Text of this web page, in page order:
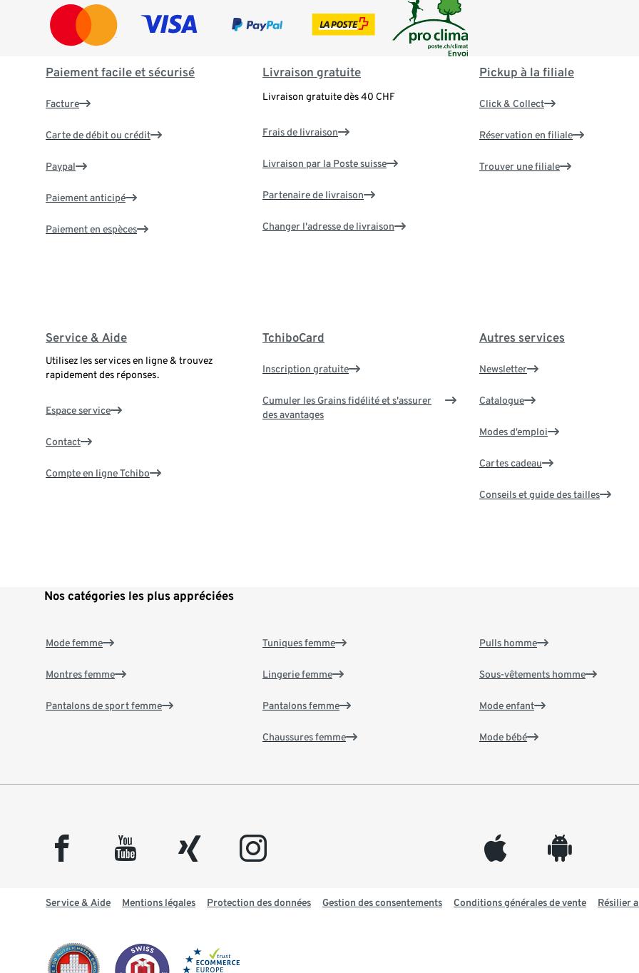
Paiement facile et sécurisé
Facture
Carte de débit ou crédit
Paypal
Paiement anticipé
Paiement en espèces
Livraison gratuite
Livraison gratuite dès 40 CHF
Frais de livraison
Livraison par la Poste suisse
Partenaire de livraison
Changer l'adresse de livraison
Pickup à la filiale
Click & Collect
Réservation en filiale
Trouver une filiale
Service & Aide
Utilisez les services en ligne & trouvez
rapidement des réponses.
Espace service
Contact
Compte en ligne Tchibo
TchiboCard
Inscription gratuite
Cumuler les Grains fidélité et s'assurer
des avantages
Autres services
Newsletter
Catalogue
Modes d’emploi
Cartes cadeau
Conseils et guide des tailles
Nos catégories les plus appréciées
Mode femme
Montres femme
Pantalons de sport femme
Tuniques femme
Lingerie femme
Pantalons femme
Chaussures femme
Pulls homme
Sous-vêtements homme
Mode enfant
Mode bébé
facebook youtube xing instagram appleinc android
Service & Aide Mentions légales Protection des données Gestion des consentements Conditions générales de vente Résilier